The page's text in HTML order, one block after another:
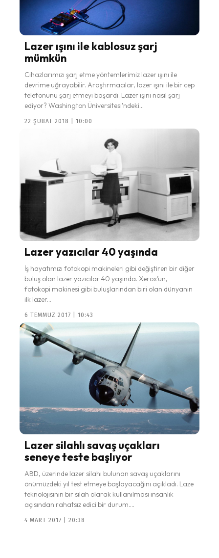
Lazer ışını ile kablosuz şarj
mümkün
Cihazlarımızı şarj etme yöntemlerimiz lazer ışını ile
devrime uğrayabilir. Araştırmacılar, lazer ışını ile bir cep
telefonunu şarj etmeyi başardı. Lazer ışını nasıl şarj
ediyor? Washington Üniversitesi'ndeki...
22 ŞUBAT 2018 | 10:00
Lazer yazıcılar 40 yaşında
İş hayatımızı fotokopi makineleri gibi değiştiren bir diğer
buluş olan lazer yazıcılar 40 yaşında. Xerox’un,
fotokopi makinesi gibi buluşlarından biri olan dünyanın
ilk lazer...
6 TEMMUZ 2017 | 10:43
Lazer silahlı savaş uçakları
seneye teste başlıyor
ABD, üzerinde lazer silahı bulunan savaş uçaklarını
önümüzdeki yıl test etmeye başlayacağını açıkladı. Laze
teknolojisinin bir silah olarak kullanılması insanlık
açısından rahatsız edici bir durum....
4 MART 2017 | 20:38